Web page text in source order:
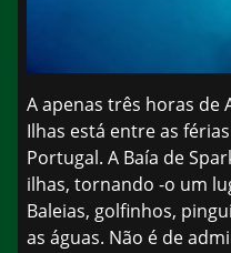
A apenas três horas de
Ilhas está entre as
Portugal. A Baía de
ilhas, tornando -o um
Baleias, golfinhos,
as águas. Não é de